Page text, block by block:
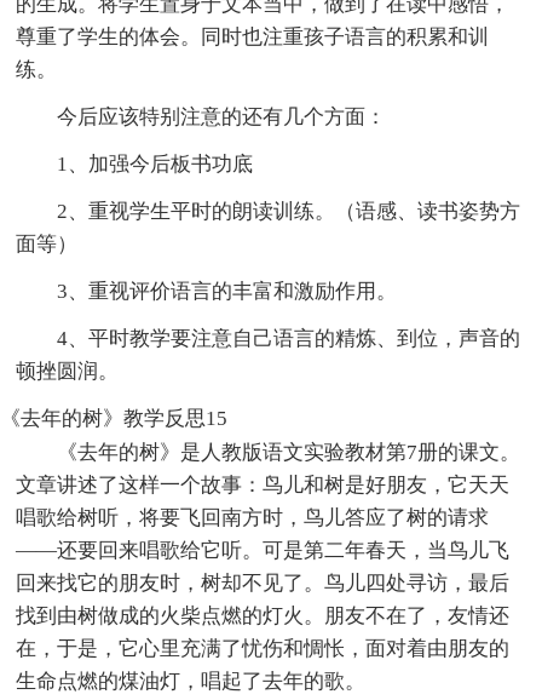
尊重了学生的体会。同时也注重孩子语言的积累和训
练。
今后应该特别注意的还有几个方面：
1、加强今后板书功底
2、重视学生平时的朗读训练。（语感、读书姿势方
面等）
3、重视评价语言的丰富和激励作用。
4、平时教学要注意自己语言的精炼、到位，声音的
顿挫圆润。
《去年的树》教学反思15
《去年的树》是人教版语文实验教材第7册的课文。
文章讲述了这样一个故事：鸟儿和树是好朋友，它天天
唱歌给树听，将要飞回南方时，鸟儿答应了树的请求
——还要回来唱歌给它听。可是第二年春天，当鸟儿飞
回来找它的朋友时，树却不见了。鸟儿四处寻访，最后
找到由树做成的火柴点燃的灯火。朋友不在了，友情还
在，于是，它心里充满了忧伤和惆怅，面对着由朋友的
生命点燃的煤油灯，唱起了去年的歌。